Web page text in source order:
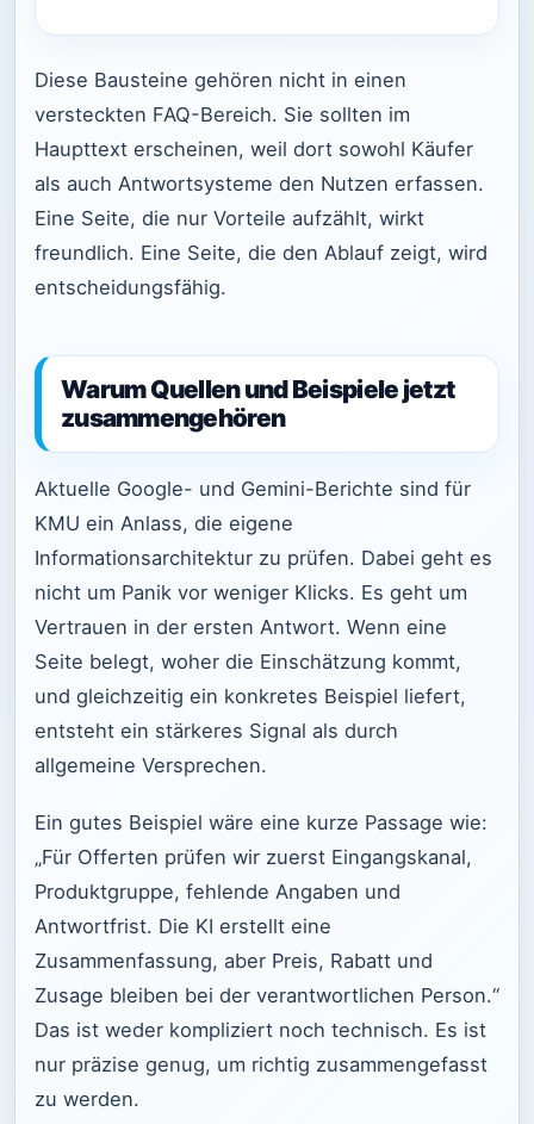
Diese Bausteine gehören nicht in einen
versteckten FAQ-Bereich. Sie sollten im
Haupttext erscheinen, weil dort sowohl Käufer
als auch Antwortsysteme den Nutzen erfassen.
Eine Seite, die nur Vorteile aufzählt, wirkt
freundlich. Eine Seite, die den Ablauf zeigt, wird
entscheidungsfähig.
Warum Quellen und Beispiele jetzt
zusammengehören
Aktuelle Google- und Gemini-Berichte sind für
KMU ein Anlass, die eigene
Informationsarchitektur zu prüfen. Dabei geht es
nicht um Panik vor weniger Klicks. Es geht um
Vertrauen in der ersten Antwort. Wenn eine
Seite belegt, woher die Einschätzung kommt,
und gleichzeitig ein konkretes Beispiel liefert,
entsteht ein stärkeres Signal als durch
allgemeine Versprechen.
Ein gutes Beispiel wäre eine kurze Passage wie:
„Für Offerten prüfen wir zuerst Eingangskanal,
Produktgruppe, fehlende Angaben und
Antwortfrist. Die KI erstellt eine
Zusammenfassung, aber Preis, Rabatt und
Zusage bleiben bei der verantwortlichen Person.“
Das ist weder kompliziert noch technisch. Es ist
nur präzise genug, um richtig zusammengefasst
zu werden.